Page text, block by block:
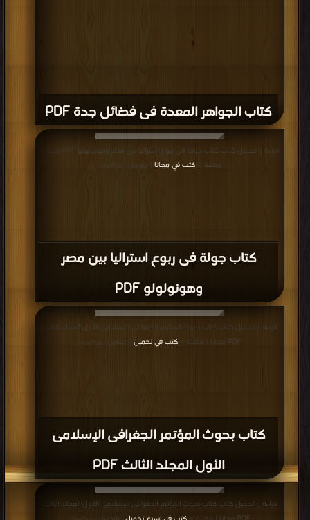
كتاب الجواهر المعدة فى فضائل جدة PDF
كتاب جولة فى ربوع استراليا بين مصر
وهونولولو PDF
قراءة و تحميل كتاب كتاب جولة فى ربوع استراليا بين مصر وهونولولو PDF مجانا |
مكتبة >كتب في مجانا | التحميل : مرة/مرات
كتاب بحوث المؤتمر الجغرافى الإسلامى
الأول المجلد الثالث PDF
قراءة و تحميل كتاب كتاب بحوث المؤتمر الجغرافى الإسلامى الأول المجلد الثالث
PDF مجانا | مكتبة >
كتب في تحميل | التحميل : مرة/مرات
قراءة و تحميل كتاب كتاب بحوث المؤتمر الجغرافى الإسلامى الأول المجلد الثالث